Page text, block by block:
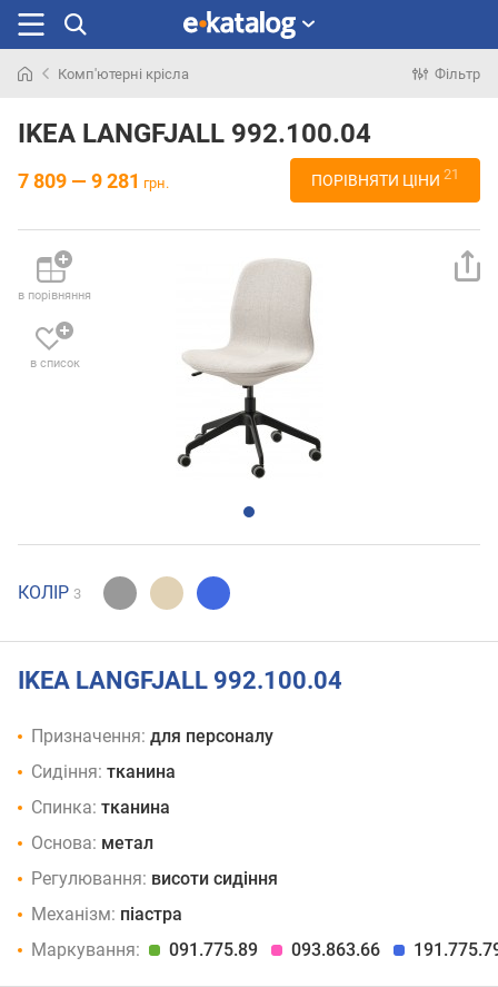
раніше
Комп'ютерні крісла Фільтр
IKEA LANGFJALL 992.100.04
7 809 — 9 281 грн. ПОРІВНЯТИ ЦІНИ 21
в порівняння
в список
КОЛІР 3
IKEA LANGFJALL 992.100.04
Призначення: для персоналу
Сидіння: тканина
Спинка: тканина
Основа: метал
Регулювання: висоти сидіння
Механізм: піастра
Маркування:
091.775.89 093.863.66